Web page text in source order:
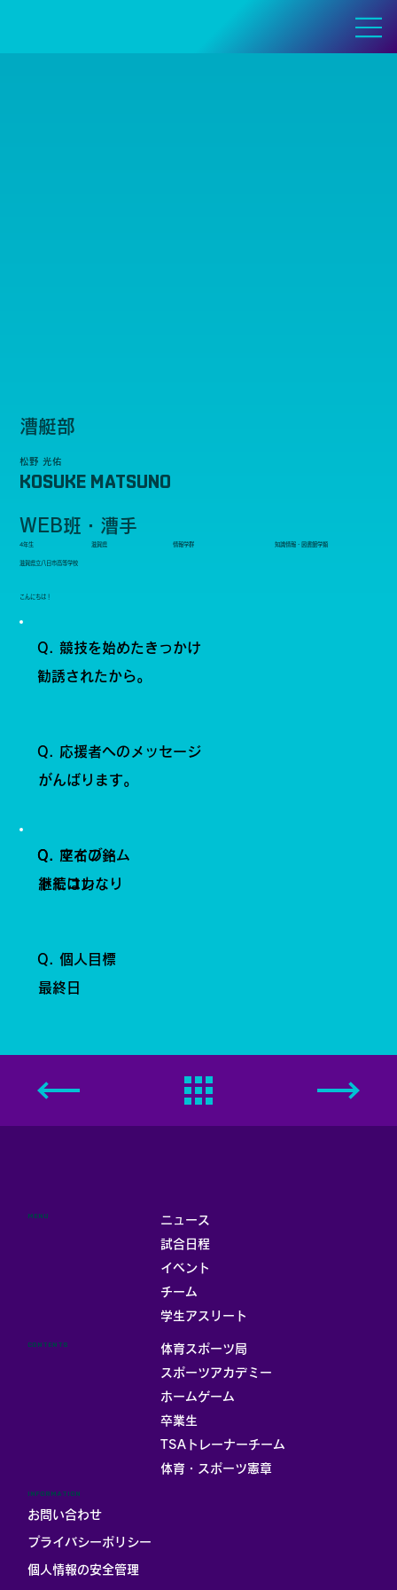
漕艇部
松野 光佑
KOSUKE MATSUNO
WEB班・漕手
4年生 滋賀県 情報学群 知識情報・図書館学類
滋賀県立八日市高等学校
Q. 競技を始めたきっかけ
勧誘されたから。
継続は力なり
Q. 座右の銘
トモコレ
Q. マイブーム
最終日
Q. 個人目標
Q. 応援者へのメッセージ
がんばります。
こんにちは！
ニュース
試合日程
イベント
チーム
学生アスリート
MENU
体育スポーツ局
スポーツアカデミー
ホームゲーム
卒業生
TSAトレーナーチーム
体育・スポーツ憲章
CONTENTS
INFORMATION
お問い合わせ
プライバシーポリシー
個人情報の安全管理